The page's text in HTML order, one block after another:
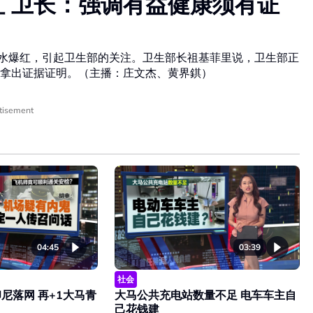
红，引起卫生部的关注。卫生部长祖基菲里说，卫生部正
证据证明。（主播：庄文杰、黄界錤）
04:45
落网 再+1大马青
03:39
社会
大马公共充电站数量不足 电车车主自
己花钱建